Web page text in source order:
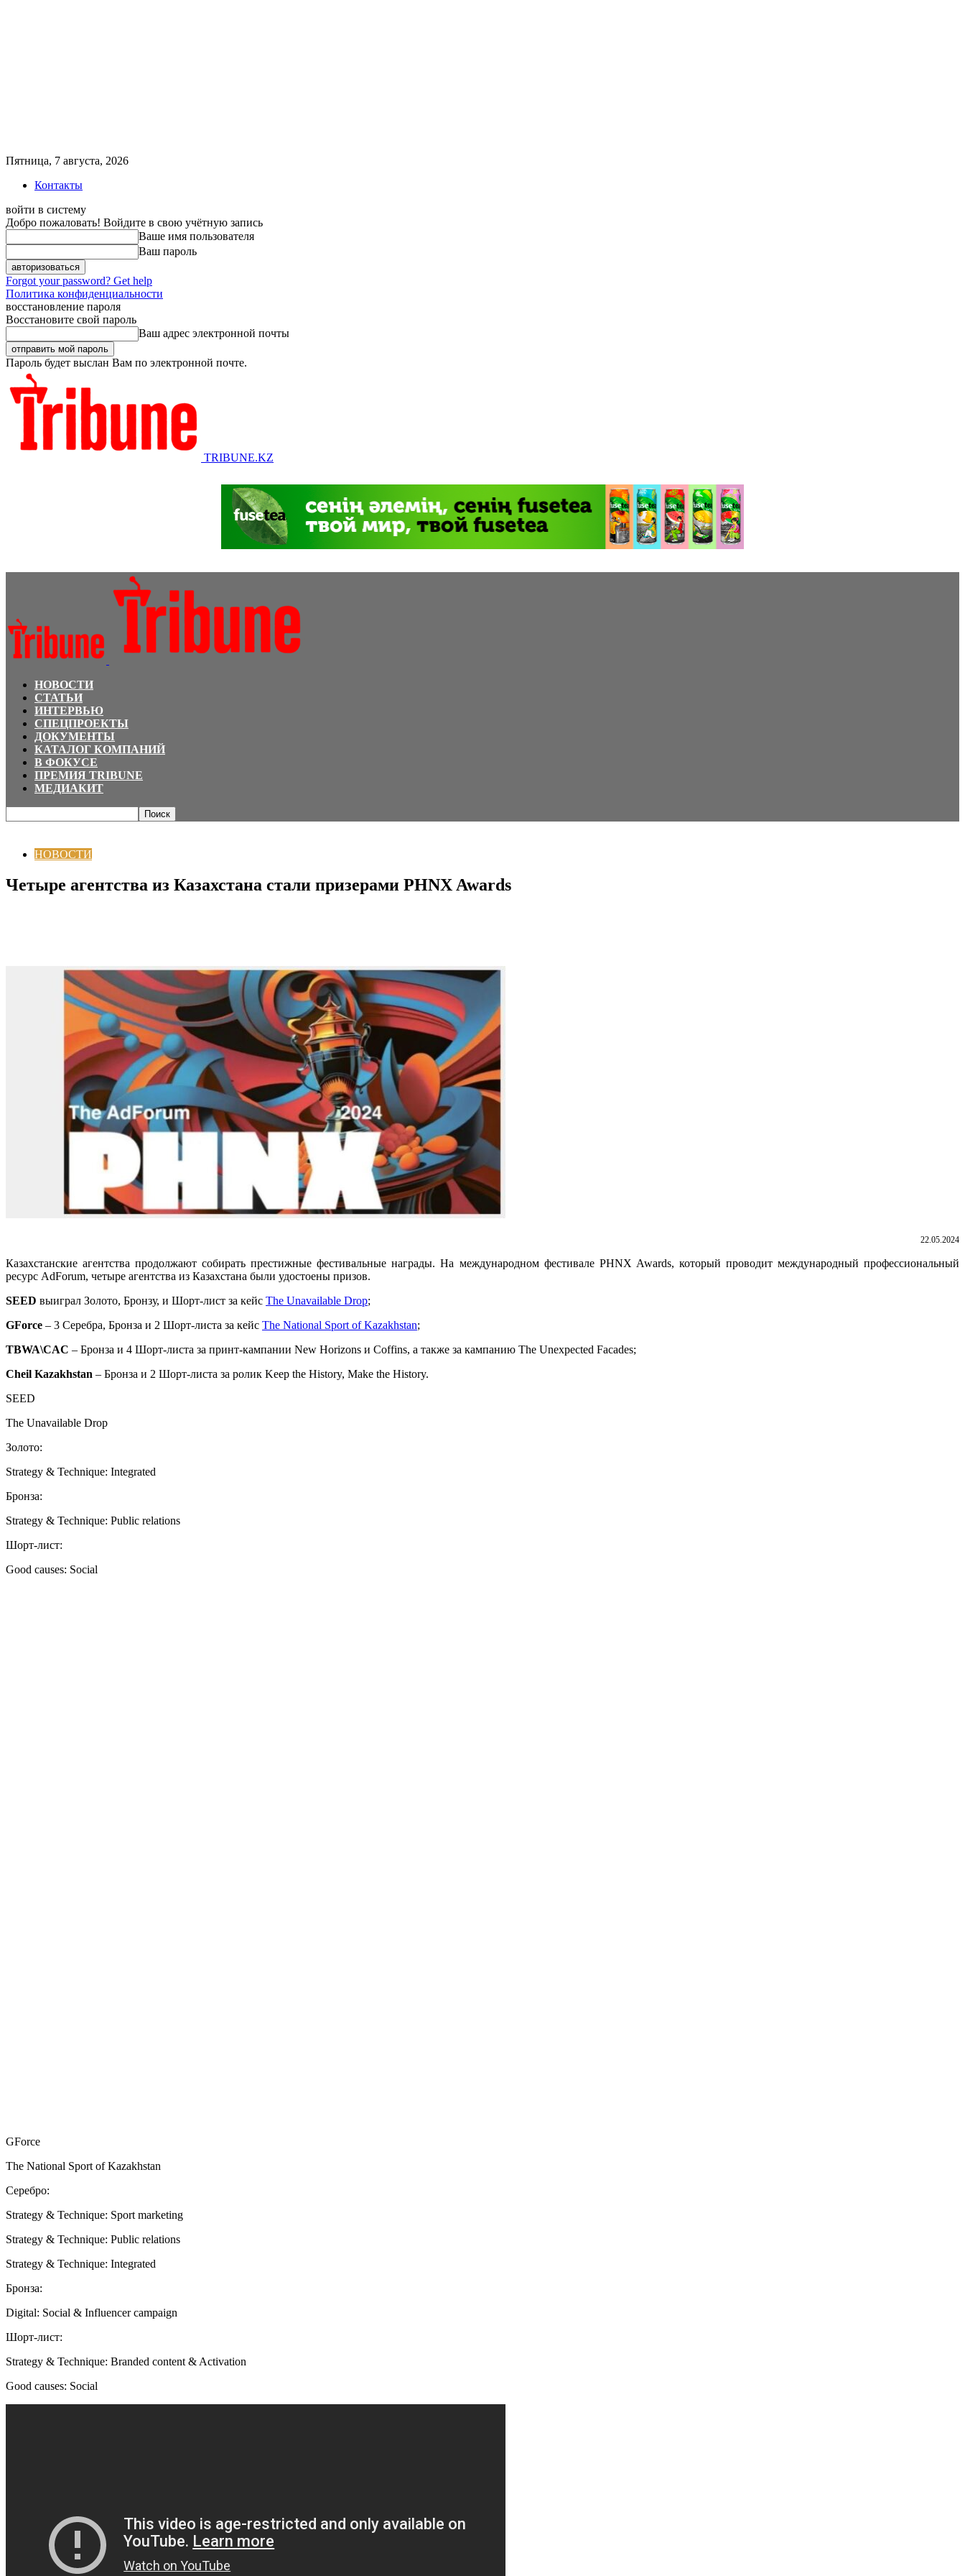
Пятница, 7 августа, 2026
Контакты
войти в систему
Добро пожаловать! Войдите в свою учётную запись
Ваше имя пользователя
Ваш пароль
Forgot your password? Get help
Политика конфиденциальности
восстановление пароля
Восстановите свой пароль
Ваш адрес электронной почты
Пароль будет выслан Вам по электронной почте.
TRIBUNE.KZ
НОВОСТИ
СТАТЬИ
ИНТЕРВЬЮ
СПЕЦПРОЕКТЫ
ДОКУМЕНТЫ
КАТАЛОГ КОМПАНИЙ
В ФОКУСЕ
ПРЕМИЯ TRIBUNE
МЕДИАКИТ
НОВОСТИ
Четыре агентства из Казахстана стали призерами PHNX Awards
22.05.2024
Казахстанские агентства продолжают собирать престижные фестивальные награды. На международном фестивале PHNX Awards, который проводит международный профессиональный
ресурс AdForum, четыре агентства из Казахстана были удостоены призов.
SEED выиграл Золото, Бронзу, и Шорт-лист за кейс The Unavailable Drop;
GForce – 3 Серебра, Бронза и 2 Шорт-листа за кейс The National Sport of Kazakhstan;
TBWA\CAC – Бронза и 4 Шорт-листа за принт-кампании New Horizons и Coffins, а также за кампанию The Unexpected Facades;
Cheil Kazakhstan – Бронза и 2 Шорт-листа за ролик Keep the History, Make the History.
SEED
The Unavailable Drop
Золото:
Strategy & Technique: Integrated
Бронза:
Strategy & Technique: Public relations
Шорт-лист:
Good causes: Social
GForce
The National Sport of Kazakhstan
Серебро:
Strategy & Technique: Sport marketing
Strategy & Technique: Public relations
Strategy & Technique: Integrated
Бронза:
Digital: Social & Influencer campaign
Шорт-лист:
Strategy & Technique: Branded content & Activation
Good causes: Social